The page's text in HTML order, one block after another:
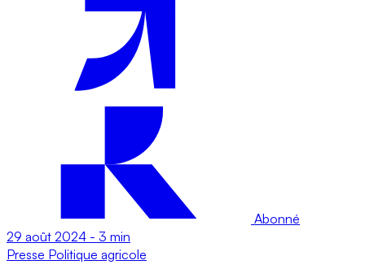
Abonné
29 août 2024 - 3 min
Presse Politique agricole